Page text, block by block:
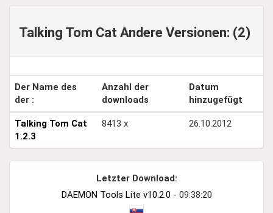
Talking Tom Cat Andere Versionen: (2)
Der Name des
der :
Anzahl der
downloads
Datum
hinzugefügt
Talking Tom Cat
1.2.3
8413 x 26.10.2012
Letzter Download:
DAEMON Tools Lite v10.2.0 - 09:38:20